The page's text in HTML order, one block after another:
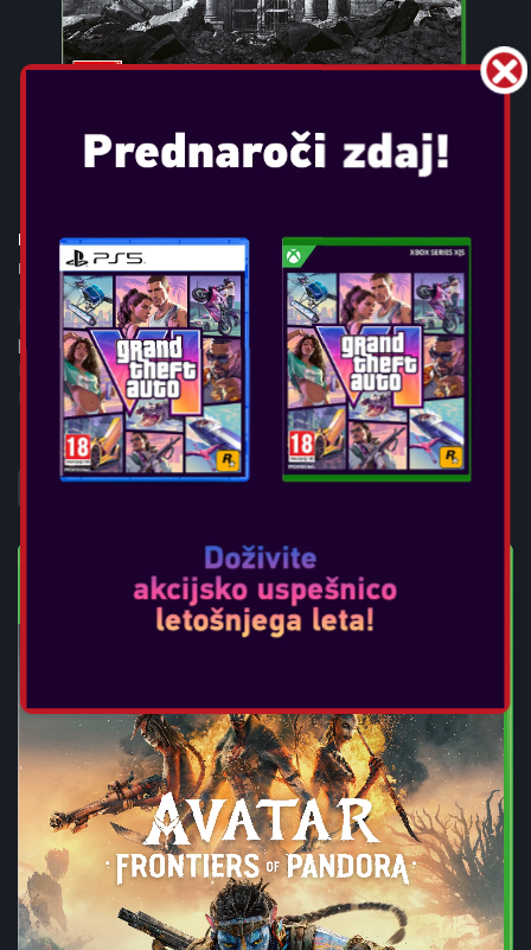
RESIDENT EVIL 9: REQUIEM
Datum izida: feb 27, 2026
PREGLED IGRE Resident Evil™ Requiem, deveti in najbolj
poglobljen glavni del legendarne serije grozljivk za preživetje
Resident Evil™, izide 27. februarja 2026 na PlayStation®5,
Nintendo Switch™ 2, Xb...
POGLEJTE VEČ